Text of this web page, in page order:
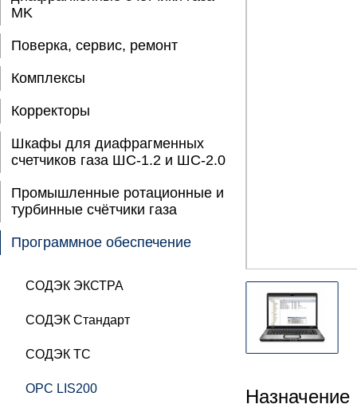
MK
Поверка, сервис, ремонт
Комплексы
Корректоры
Шкафы для диафрагменных
счетчиков газа ШС-1.2 и ШС-2.0
Промышленные ротационные и
турбинные счётчики газа
Программное обеспечение
СОДЭК ЭКСТРА
СОДЭК Стандарт
СОДЭК ТС
OPC LIS200 Назначение